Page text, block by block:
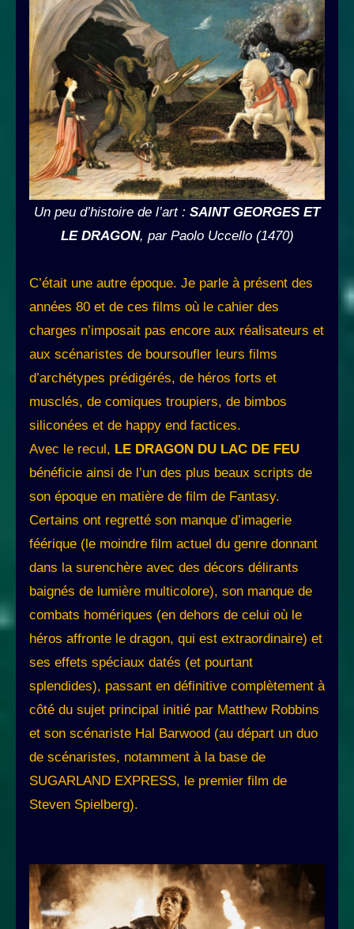
Un peu d’histoire de l’art: SAINT GEORGES ET
LE DRAGON, par Paolo Uccello (1470)
C’était une autre époque. Je parle à présent des
années 80 et de ces films où le cahier des
charges n’imposait pas encore aux réalisateurs et
aux scénaristes de boursoufler leurs films
d’archétypes prédigérés, de héros forts et
musclés, de comiques troupiers, de bimbos
siliconées et de happy end factices.
Avec le recul, LE DRAGON DU LAC DE FEU
bénéficie ainsi de l’un des plus beaux scripts de
son époque en matière de film de Fantasy.
Certains ont regretté son manque d’imagerie
féérique (le moindre film actuel du genre donnant
dans la surenchère avec des décors délirants
baignés de lumière multicolore), son manque de
combats homériques (en dehors de celui où le
héros affronte le dragon, qui est extraordinaire) et
ses effets spéciaux datés (et pourtant
splendides), passant en définitive complètement à
côté du sujet principal initié par Matthew Robbins
et son scénariste Hal Barwood (au départ un duo
de scénaristes, notamment à la base de
SUGARLAND EXPRESS, le premier film de
Steven Spielberg).